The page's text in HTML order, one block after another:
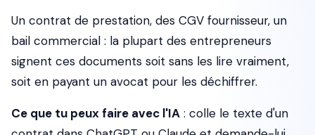
Un contrat de prestation, des CGV fournisseur, un
bail commercial : la plupart des entrepreneurs
signent ces documents soit sans les lire vraiment,
soit en payant un avocat pour les déchiffrer.
Ce que tu peux faire avec l'IA : colle le texte d'un